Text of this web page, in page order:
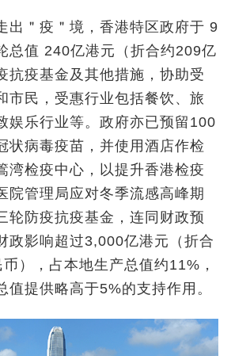
出＂疫＂境，香港特区政府于 9
总值 240亿港元（折合约209亿
抗疫基金及其他措施，协助受
市民，受惠行业包括餐饮、旅
娱乐行业等。政府亦已预留100
状病毒疫苗，并使用酒店作检
湾检疫中心，以提升香港检疫
院管理局应对冬季流感高峰期
轮防疫抗疫基金，连同财政预
政影响超过3,000亿港元（折合
），占本地生产总值约11%，
值提供略高于5%的支持作用。